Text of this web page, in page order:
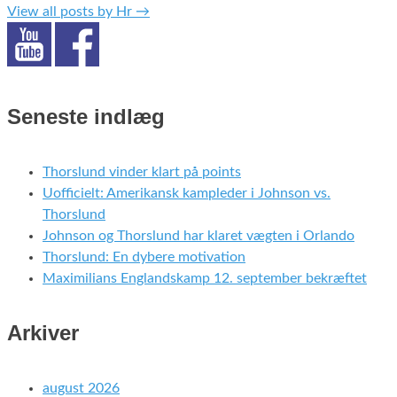
View all posts by Hr →
Seneste indlæg
Thorslund vinder klart på points
Uofficielt: Amerikansk kampleder i Johnson vs.
Thorslund
Johnson og Thorslund har klaret vægten i Orlando
Thorslund: En dybere motivation
Maximilians Englandskamp 12. september bekræftet
Arkiver
august 2026